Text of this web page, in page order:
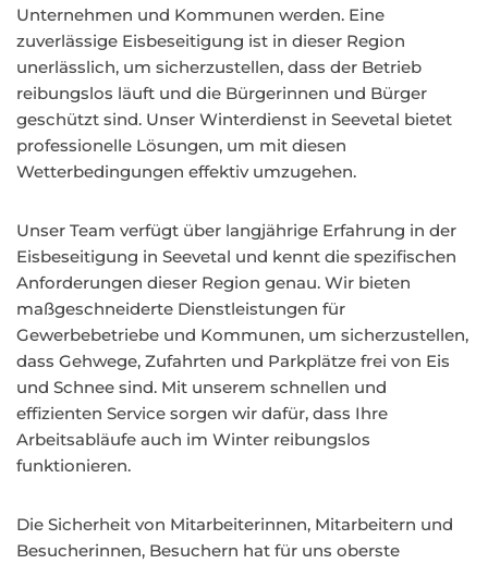
Unternehmen und Kommunen werden. Eine
zuverlässige Eisbeseitigung ist in dieser Region
unerlässlich, um sicherzustellen, dass der Betrieb
reibungslos läuft und die Bürgerinnen und Bürger
geschützt sind. Unser Winterdienst in Seevetal bietet
professionelle Lösungen, um mit diesen
Wetterbedingungen effektiv umzugehen.
Unser Team verfügt über langjährige Erfahrung in der
Eisbeseitigung in Seevetal und kennt die spezifischen
Anforderungen dieser Region genau. Wir bieten
maßgeschneiderte Dienstleistungen für
Gewerbebetriebe und Kommunen, um sicherzustellen,
dass Gehwege, Zufahrten und Parkplätze frei von Eis
und Schnee sind. Mit unserem schnellen und
effizienten Service sorgen wir dafür, dass Ihre
Arbeitsabläufe auch im Winter reibungslos
funktionieren.
Die Sicherheit von Mitarbeiterinnen, Mitarbeitern und
Besucherinnen, Besuchern hat für uns oberste